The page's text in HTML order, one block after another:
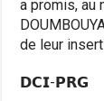
a promis, au
de leur
𝗗𝗖𝗜-𝗣𝗥𝗚